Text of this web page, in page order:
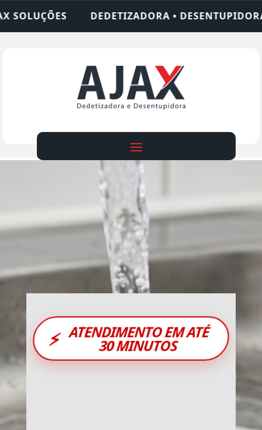
• DESENTUPIDORA • LIMPEZA DE FOSSA •
⚡ ATENDIMENTO EM ATÉ
30 MINUTOS